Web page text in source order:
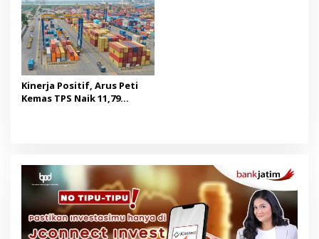
Kinerja Positif, Arus Peti
Kemas TPS Naik 11,79